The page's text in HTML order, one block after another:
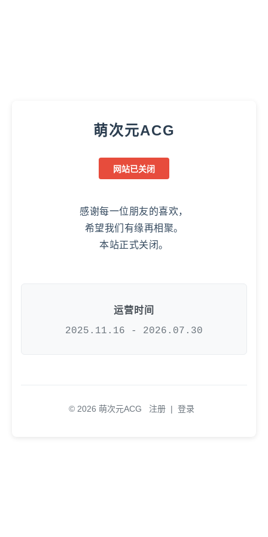
萌次元ACG
网站已关闭
感谢每一位朋友的喜欢，
希望我们有缘再相聚。
本站正式关闭。
运营时间
2025.11.16 - 2026.07.30
© 2026 萌次元ACG 注册 | 登录